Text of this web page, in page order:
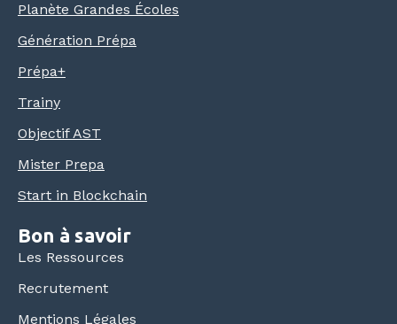
Planète Grandes Écoles
Génération Prépa
Prépa+
Trainy
Objectif AST
Mister Prepa
Start in Blockchain
Bon à savoir
Les Ressources
Recrutement
Mentions Légales